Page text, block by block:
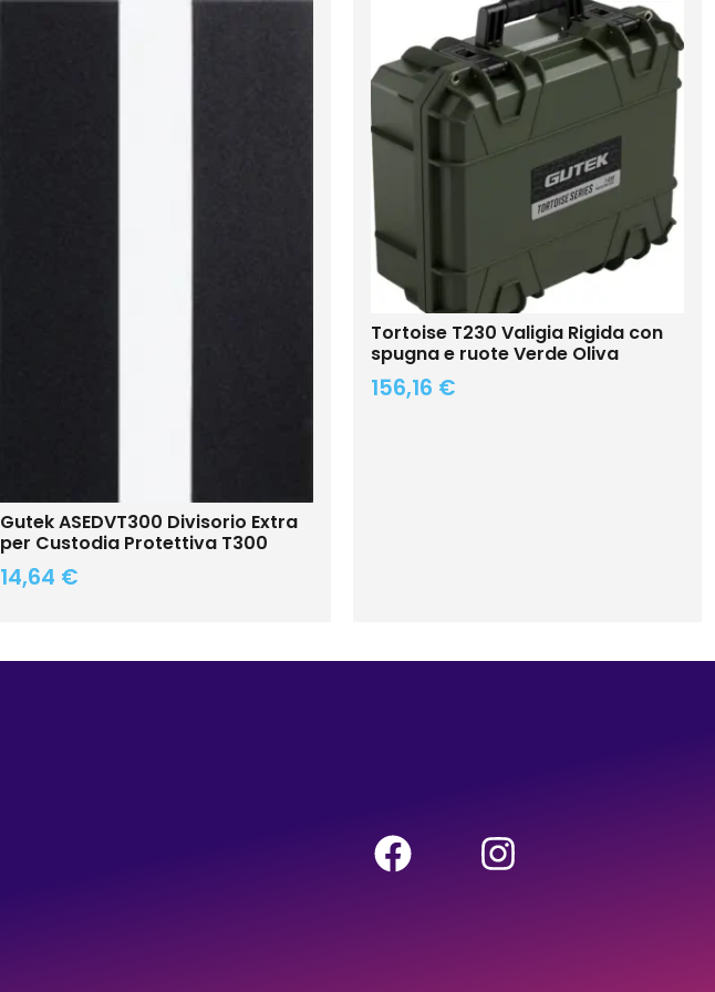
Gutek ASEDVT300 Divisorio Extra
per Custodia Protettiva T300
14,64 €
Tortoise T230 Valigia Rigida con
spugna e ruote Verde Oliva
156,16 €